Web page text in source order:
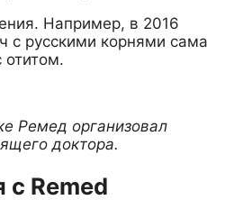
Например, в 2016
с русскими корнями сама
отитом.
Ремед организовал
доктора.
с Remed